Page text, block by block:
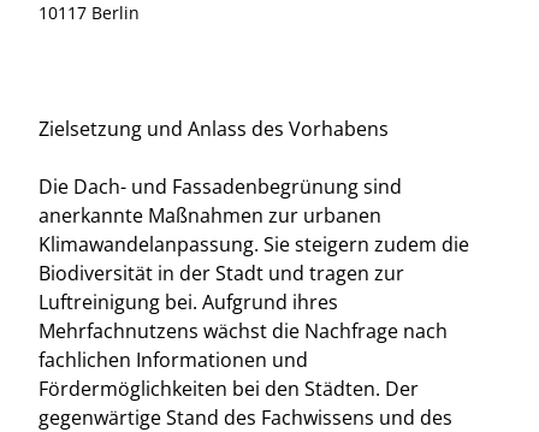
10117 Berlin
Zielsetzung und Anlass des Vorhabens
Die Dach- und Fassadenbegrünung sind
anerkannte Maßnahmen zur urbanen
Klimawandelanpassung. Sie steigern zudem die
Biodiversität in der Stadt und tragen zur
Luftreinigung bei. Aufgrund ihres
Mehrfachnutzens wächst die Nachfrage nach
fachlichen Informationen und
Fördermöglichkeiten bei den Städten. Der
gegenwärtige Stand des Fachwissens und des